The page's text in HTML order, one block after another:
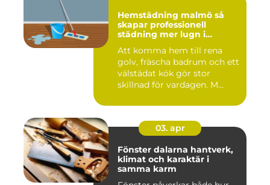
Hemstädning malmö så
skapar professionell
städning mer lugn i
Att komma hem till rena
golv, fräscha badrum och ett
välstädat kök gör stor
skillnad för vardagen. M...
03. apr
Fönster dalarna hantverk,
klimat och karaktär i
samma karm